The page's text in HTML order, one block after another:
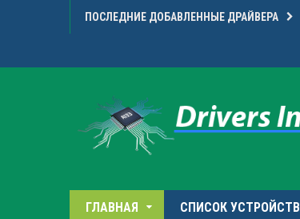
ПОСЛЕДНИЕ ДОБАВЛЕННЫЕ ДРАЙВЕРА
ГЛАВНАЯ СПИСОК УСТРОЙСТВ